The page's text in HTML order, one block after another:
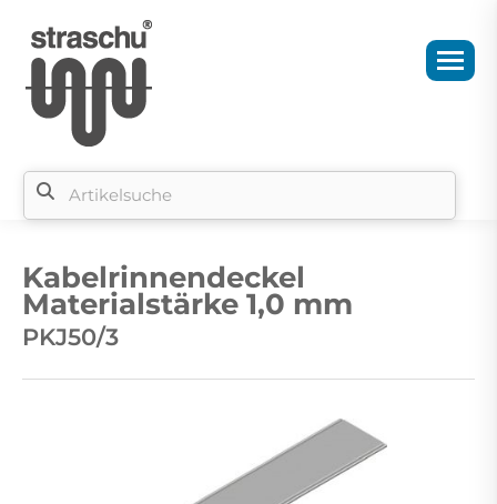
Kabelrinnendeckel
Materialstärke 1,0 mm
PKJ50/3